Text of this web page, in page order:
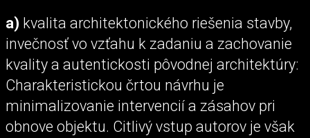
a) kvalita architektonického riešenia stavby,
invečnosť vo vzťahu k zadaniu a zachovanie
kvality a autentickosti pôvodnej architektúry:
Charakteristickou črtou návrhu je
minimalizovanie intervencií a zásahov pri
obnove objektu. Citlivý vstup autorov je však